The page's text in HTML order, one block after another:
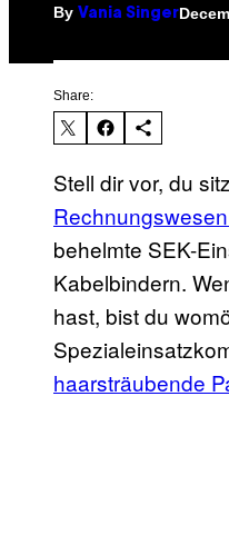
By Vania Singer
Share:
Stell dir vor, du
behelmte SEK-
Kabelbindern.
hast, bist du
haarsträubende